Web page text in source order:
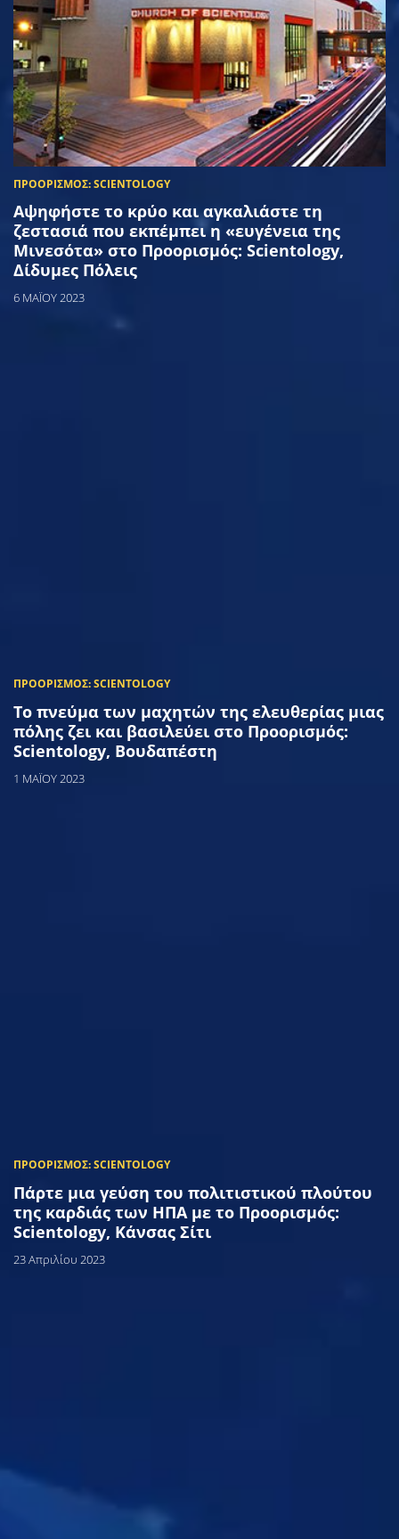
Αψηφήστε το κρύο και αγκαλιάστε τη
ζεστασιά που εκπέμπει η «ευγένεια της
Μινεσότα» στο Προορισμός: Scientology,
Δίδυμες Πόλεις
6 ΜΑΪΟΥ 2023
Το πνεύμα των μαχητών της ελευθερίας μιας
πόλης ζει και βασιλεύει στο Προορισμός:
Scientology, Βουδαπέστη
1 ΜΑΪΟΥ 2023
Πάρτε μια γεύση του πολιτιστικού πλούτου
της καρδιάς των ΗΠΑ με το Προορισμός:
Scientology, Κάνσας Σίτι
23 Απριλίου 2023